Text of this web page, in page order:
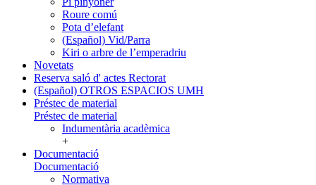
Roure comú
Pota d’elefant
(Español) Vid/Parra
Kiri o arbre de l’emperadriu
Novetats
Reserva saló d' actes Rectorat
(Español) OTROS ESPACIOS UMH
Préstec de material
Préstec de material
Indumentària acadèmica
+
Documentació
Documentació
Normativa